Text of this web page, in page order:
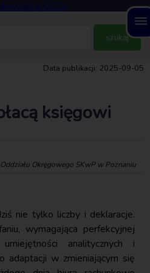
dehaze
Data publikacji: 2025-09-05
księgowi
Okręgowego SKwP w Poznaniu
nie tylko liczby i deklaracje.
wymagająca perfekcyjnej
analitycznych i
adaptacji w zmieniającym się